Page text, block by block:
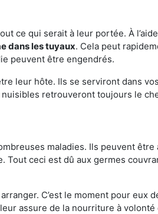
ce qui serait à leur portée. À
dans les tuyaux. Cela peut
peuvent être engendrés.
leur hôte. Ils se serviront dans
retrouveront toujours le
maladies. Ils peuvent
ceci est dû aux germes
C’est le moment pour eux
assure de la nourriture à